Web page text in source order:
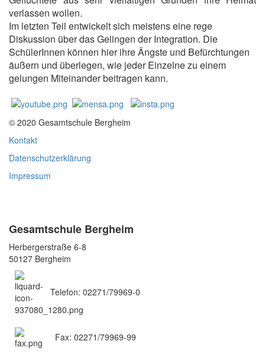
verlassen wollen.
Im letzten Teil entwickelt sich meistens eine rege
Diskussion über das Gelingen der Integration. Die
SchülerInnen können hier ihre Ängste und Befürchtungen
äußern und überlegen, wie jeder Einzelne zu einem
gelungen Miteinander beitragen kann.
© 2020 Gesamtschule Bergheim
Kontakt
Datenschutzerklärung
Impressum
Gesamtschule Bergheim
Herbergerstraße 6-8
50127 Bergheim
Telefon: 02271/79969-0
Fax: 02271/79969-99